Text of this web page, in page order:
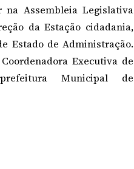
na Assembleia Legislativa
da Estação cidadania,
Estado de Administração.
Executiva de
Municipal de